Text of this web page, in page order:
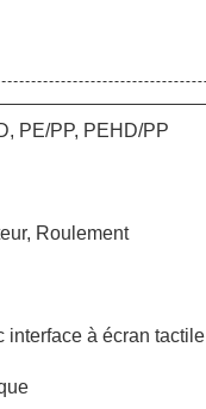
PE/PP, PEHD/PP
Roulement
interface à écran tactile